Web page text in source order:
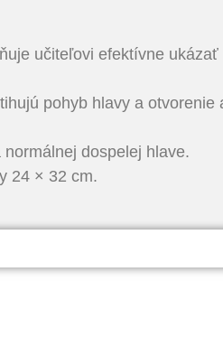
učiteľovi efektívne ukázať
pohyb hlavy a otvorenie
dospelej hlave.
24 × 32 cm.